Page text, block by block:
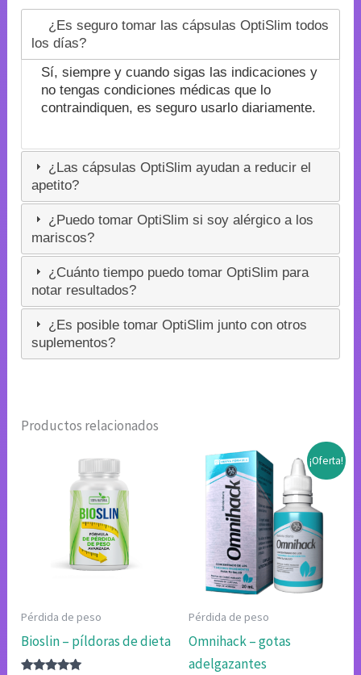
¿Es seguro tomar las cápsulas OptiSlim todos
los días?
Sí, siempre y cuando sigas las indicaciones y
no tengas condiciones médicas que lo
contraindiquen, es seguro usarlo diariamente.
¿Las cápsulas OptiSlim ayudan a reducir el
apetito?
¿Puedo tomar OptiSlim si soy alérgico a los
mariscos?
¿Cuánto tiempo puedo tomar OptiSlim para
notar resultados?
¿Es posible tomar OptiSlim junto con otros
suplementos?
Productos relacionados
Pérdida de peso
Bioslin – píldoras de dieta
¡Oferta!
Pérdida de peso
Omnihack – gotas
adelgazantes